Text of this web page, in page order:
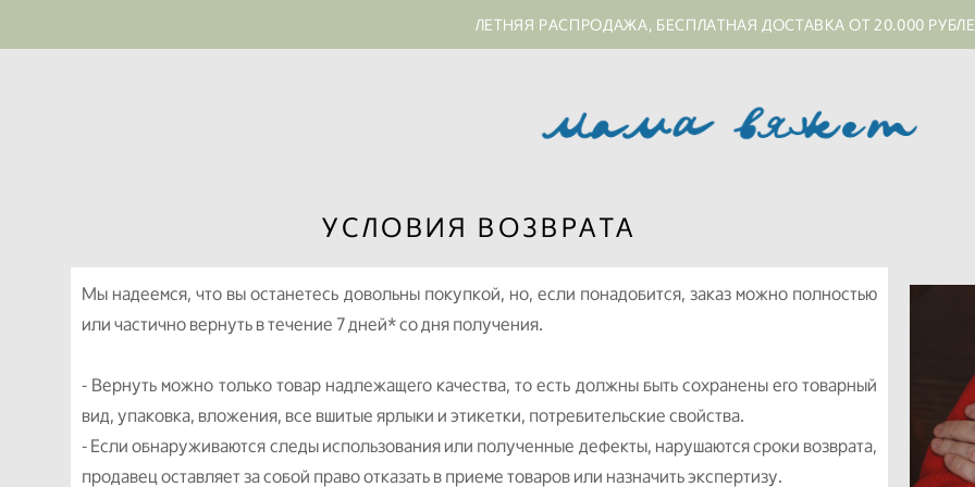
ЛЕТНЯЯ РАСПРОДАЖА, БЕСПЛАТНАЯ ДОСТАВКА ОТ 20.000
УСЛОВИЯ ВОЗВРАТА
Мы надеемся, что вы останетесь довольны покупкой, но, если понадобится, заказ можно полностью
или частично вернуть в течение 7 дней* со дня получения.
- Вернуть можно только товар надлежащего качества, то есть должны быть сохранены его товарный
вид, упаковка, вложения, все вшитые ярлыки и этикетки, потребительские свойства.
- Если обнаруживаются следы использования или полученные дефекты, нарушаются сроки возврата,
продавец оставляет за собой право отказать в приеме товаров или назначить экспертизу.